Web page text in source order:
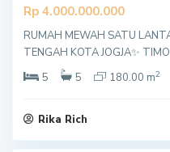
Rp 4.000.000.000
RUMAH MEWAH SATU
TENGAH KOTA JOGJA✨
5
5 180.00 m2
Rika Rich
Y
o
y
a
r
t
a